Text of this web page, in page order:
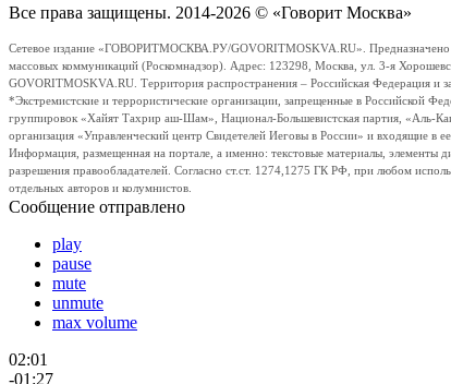
Все права защищены. 2014-2026 © «Говорит Москва»
Сетевое издание «ГОВОРИТМОСКВА.РУ/GOVORITMOSKVA.RU». Предназначено
массовых коммуникаций (Роскомнадзор). Адрес: 123298, Москва, ул. 3-я
GOVORITMOSKVA.RU. Территория распространения – Российская Федерация
*Экстремистские и террористические организации, запрещенные в
группировок «Хайят Тахрир аш-Шам», Национал-Большевистская партия, «Аль-
организация «Управленческий центр Свидетелей Иеговы в России» и входящие в
Информация, размещенная на портале, а именно: текстовые материалы, элементы
разрешения правообладателей. Согласно ст.ст. 1274,1275 ГК РФ, при любом
отдельных авторов и колумнистов.
Сообщение отправлено
play
pause
mute
unmute
max volume
02:01
-01:27